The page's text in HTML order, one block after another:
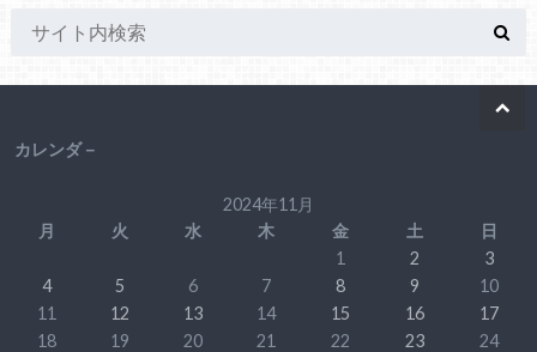
カレンダ－
2024年11月
月
火 水 木 金 土
日
1
2
3
4
5 6 7 8 9
10
11
12 13 14 15 16
17
18
19 20 21 22 23
24